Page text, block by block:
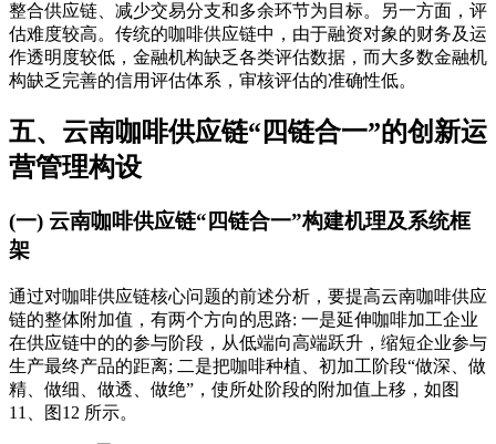
整合供应链、减少交易分支和多余环节为目标。另一方面，评
估难度较高。传统的咖啡供应链中，由于融资对象的财务及运
作透明度较低，金融机构缺乏各类评估数据，而大多数金融机
构缺乏完善的信用评估体系，审核评估的准确性低。
五、云南咖啡供应链“四链合一”的创新运
营管理构设
(一) 云南咖啡供应链“四链合一”构建机理及系统框
架
通过对咖啡供应链核心问题的前述分析，要提高云南咖啡供应
链的整体附加值，有两个方向的思路: 一是延伸咖啡加工企业
在供应链中的的参与阶段，从低端向高端跃升，缩短企业参与
生产最终产品的距离; 二是把咖啡种植、初加工阶段“做深、做
精、做细、做透、做绝”，使所处阶段的附加值上移，如图
11、图12 所示。